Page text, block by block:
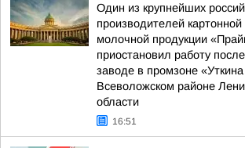
Один из крупнейших
производителей картонной
молочной продукции
приостановил работу
заводе в промзоне
Всеволожском районе
области
16:51